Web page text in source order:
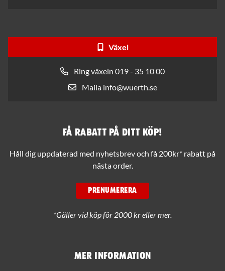
Växel
Ring växeln 019 - 35 10 00
Maila info@wuerth.se
Mer information
Få rabatt på ditt köp!
Håll dig uppdaterad med nyhetsbrev och få 200kr* rabatt på
nästa order.
PRENUMERERA
*Gäller vid köp för 2000 kr eller mer.